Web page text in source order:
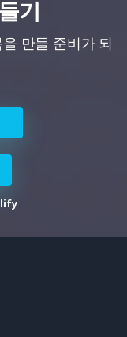
기
만들 준비가 되